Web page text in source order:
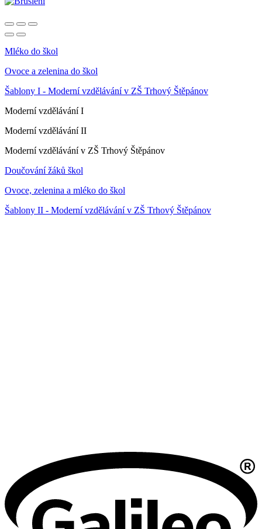
Mléko do škol
Ovoce a zelenina do škol
Šablony I - Moderní vzdělávání v ZŠ Trhový Štěpánov
Moderní vzdělávání I
Moderní vzdělávání II
Moderní vzdělávání v ZŠ Trhový Štěpánov
Doučování žáků škol
Ovoce, zelenina a mléko do škol
Šablony II - Moderní vzdělávání v ZŠ Trhový Štěpánov